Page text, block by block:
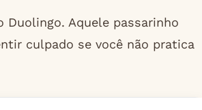
Duolingo. Aquele passarinho
culpado se você não pratica